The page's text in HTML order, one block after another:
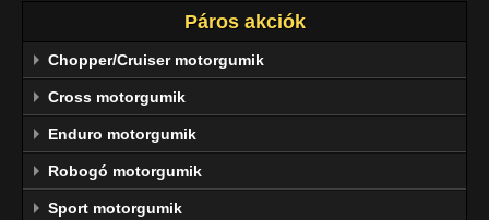
Páros akciók
Chopper/Cruiser motorgumik
Cross motorgumik
Enduro motorgumik
Robogó motorgumik
Sport motorgumik